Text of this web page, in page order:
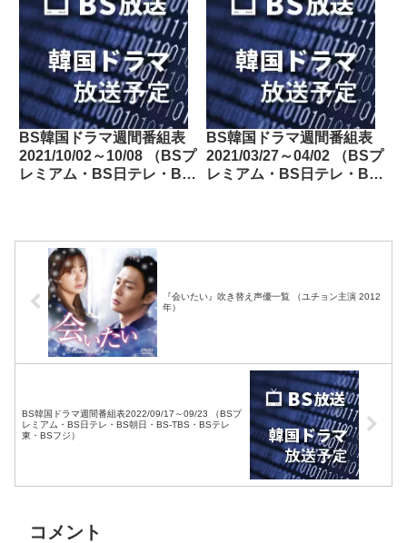
BS韓国ドラマ週間番組表
2021/10/02～10/08 （BSプ
レミアム・BS日テレ・BS
BS韓国ドラマ週間番組表
2021/03/27～04/02 （BSプ
レミアム・BS日テレ・BS
『会いたい』吹き替え声優一覧 （ユチョン主演 2012
年）
BS韓国ドラマ週間番組表2022/09/17～09/23 （BSプ
レミアム・BS日テレ・BS朝日・BS-TBS・BSテレ
東・BSフジ）
コメント